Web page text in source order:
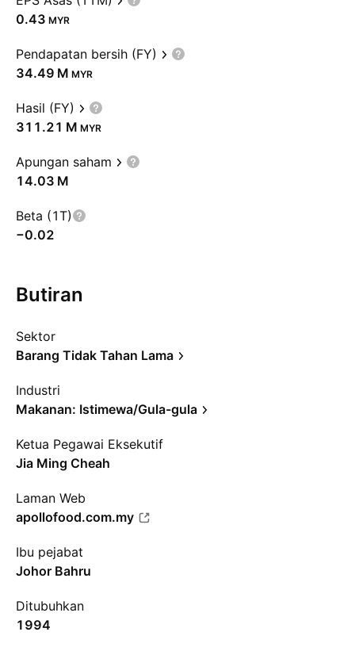
0.43 MYR
Pendapatan bersih (FY)
‪34.49 M‬ MYR
Hasil (FY)
‪311.21 M‬ MYR
Apungan saham
‪14.03 M‬
Beta (1T)
−0.02
Butiran
Sektor
Barang Tidak Tahan Lama
Industri
Makanan: Istimewa/Gula-gula
Ketua Pegawai Eksekutif
Jia Ming Cheah
Laman Web
apollofood.com.my
Ibu pejabat
Johor Bahru
Ditubuhkan
1994